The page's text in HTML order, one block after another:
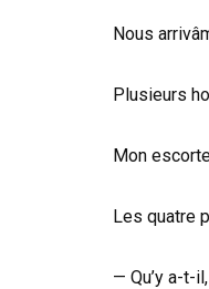
Nous
Plusieurs
Mon
Les quatre
— Qu’y a-t-